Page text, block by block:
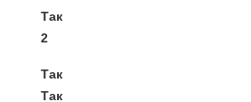
Так
2
Так
Так